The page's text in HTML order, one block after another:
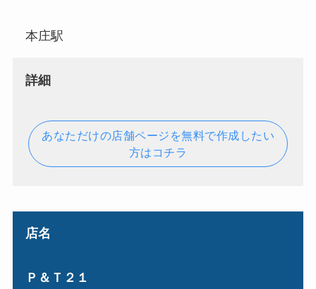
本庄駅
詳細
あなただけの店舗ページを無料で作成したい
方はコチラ
店名
Ｐ＆Ｔ２１